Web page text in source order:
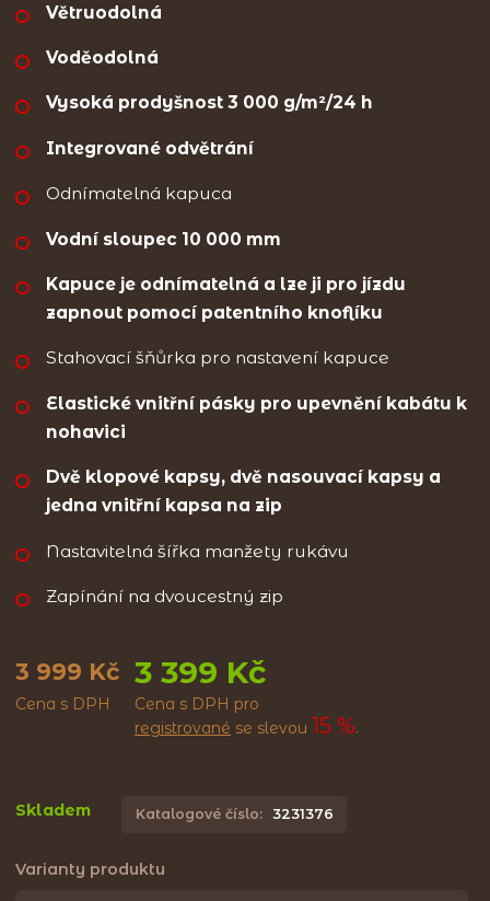
Větruodolná
Voděodolná
Vysoká prodyšnost 3 000 g/m²/24 h
Integrované odvětrání
Odnímatelná kapuca
Vodní sloupec 10 000 mm
Kapuce je odnímatelná a lze ji pro jízdu
zapnout pomocí patentního knoflíku
Stahovací šňůrka pro nastavení kapuce
Elastické vnitřní pásky pro upevnění kabátu k
nohavici
Dvě klopové kapsy, dvě nasouvací kapsy a
jedna vnitřní kapsa na zip
Nastavitelná šířka manžety rukávu
Zapínání na dvoucestný zip
3 999 Kč
Cena s DPH
3 399 Kč
Cena s DPH pro
registrované se slevou 15 %.
Skladem Katalogové číslo: 3231376
Varianty produktu